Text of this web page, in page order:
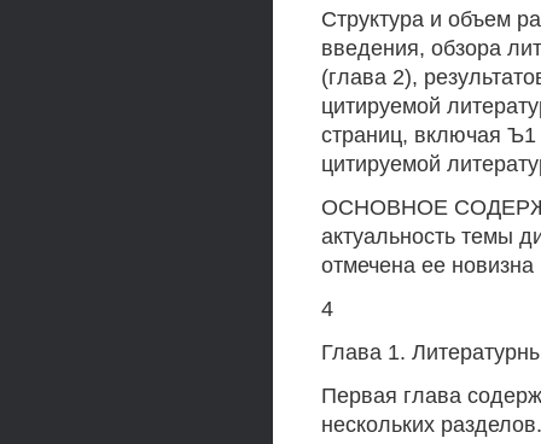
Структура и объем
введения, обзора
(глава 2),
цитируемой
страниц, включая
цитируемой
ОСНОВНОЕ
актуальность темы
отмечена ее новизна
4
Глава 1.
Первая глава
нескольких